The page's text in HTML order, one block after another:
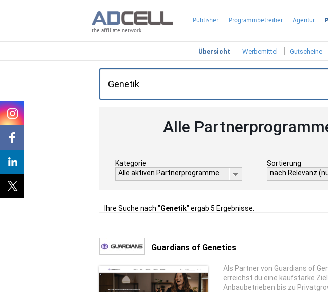
the affiliate network
Publisher Programmbetreiber Agentur
Übersicht Werbemittel Gutscheine
Alle
Kategorie
Alle aktiven Partnerprogramme
Sortierung
nach Relevanz
Ihre Suche nach "Genetik" ergab 5 Ergebnisse.
Guardians of Genetics
Als Partner von Guardians of
erreichst du eine kaufstarke
Anbaubetrieben bis zu